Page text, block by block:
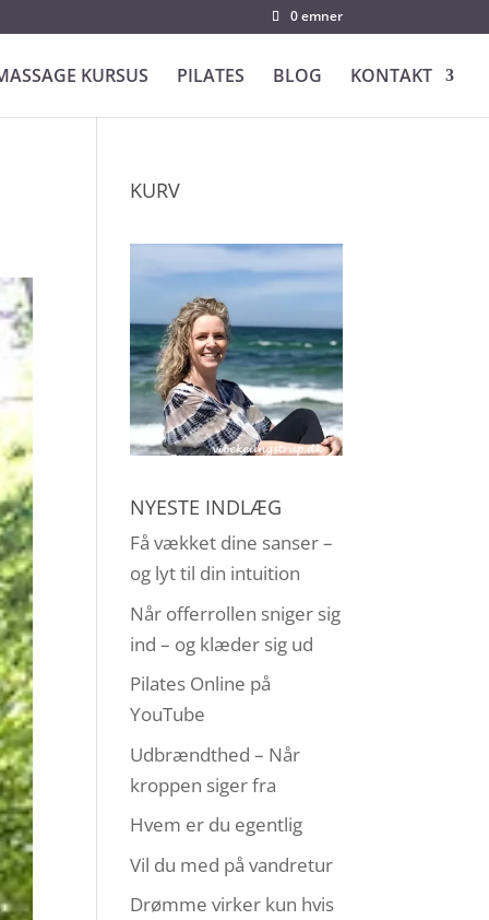
0 emner
KURSUS PILATES BLOG KONTAKT
KURV
NYESTE INDLÆG
Få vækket dine sanser –
og lyt til din intuition
Når offerrollen sniger sig
ind – og klæder sig ud
Pilates Online på
YouTube
Udbrændthed – Når
kroppen siger fra
Hvem er du egentlig
Vil du med på vandretur
Drømme virker kun hvis